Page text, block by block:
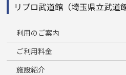
リプロ武道館（埼玉県立武道
利用のご案内
ご利用料金
施設紹介